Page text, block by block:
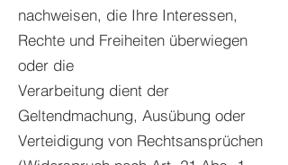
nachweisen, die Ihre Interessen,
Rechte und Freiheiten überwiegen
oder die
Verarbeitung dient der
Geltendmachung, Ausübung oder
Verteidigung von Rechtsansprüchen